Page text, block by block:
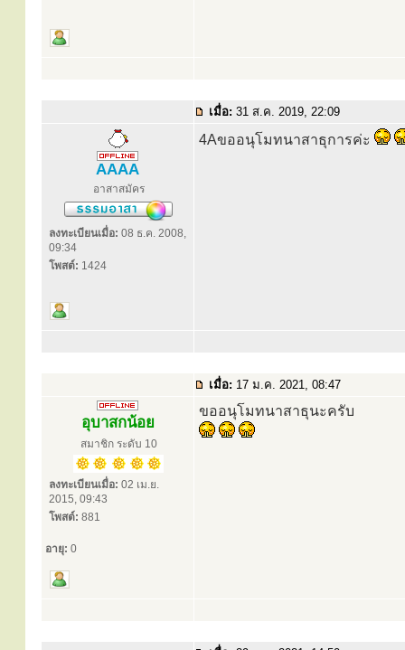
เมื่อ: 31 ส.ค. 2019, 22:09
AAAA
อาสาสมัคร
ลงทะเบียนเมื่อ: 08 ธ.ค. 2008,
09:34
โพสต์: 1424
4Aขออนุโมทนาสาธุการค่ะ
เมื่อ: 17 ม.ค. 2021, 08:47
อุบาสกน้อย
สมาชิก ระดับ 10
ลงทะเบียนเมื่อ: 02 เม.ย.
2015, 09:43
โพสต์: 881
อายุ: 0
ขออนุโมทนาสาธุนะครับ